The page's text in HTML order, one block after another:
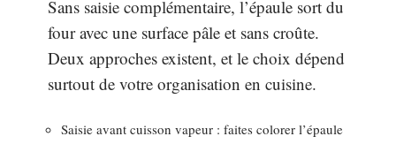
Sans saisie complémentaire, l’épaule sort du
four avec une surface pâle et sans croûte.
Deux approches existent, et le choix dépend
surtout de votre organisation en cuisine.
Saisie avant cuisson vapeur : faites colorer l’épaule